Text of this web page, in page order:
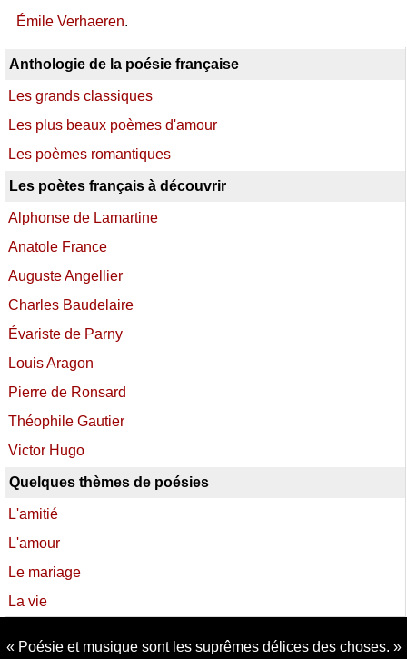
Émile Verhaeren.
Anthologie de la poésie française
Les grands classiques
Les plus beaux poèmes d'amour
Les poèmes romantiques
Les poètes français à découvrir
Alphonse de Lamartine
Anatole France
Auguste Angellier
Charles Baudelaire
Évariste de Parny
Louis Aragon
Pierre de Ronsard
Théophile Gautier
Victor Hugo
Quelques thèmes de poésies
L'amitié
L'amour
Le mariage
La vie
Poésie et musique sont les suprêmes délices des choses.